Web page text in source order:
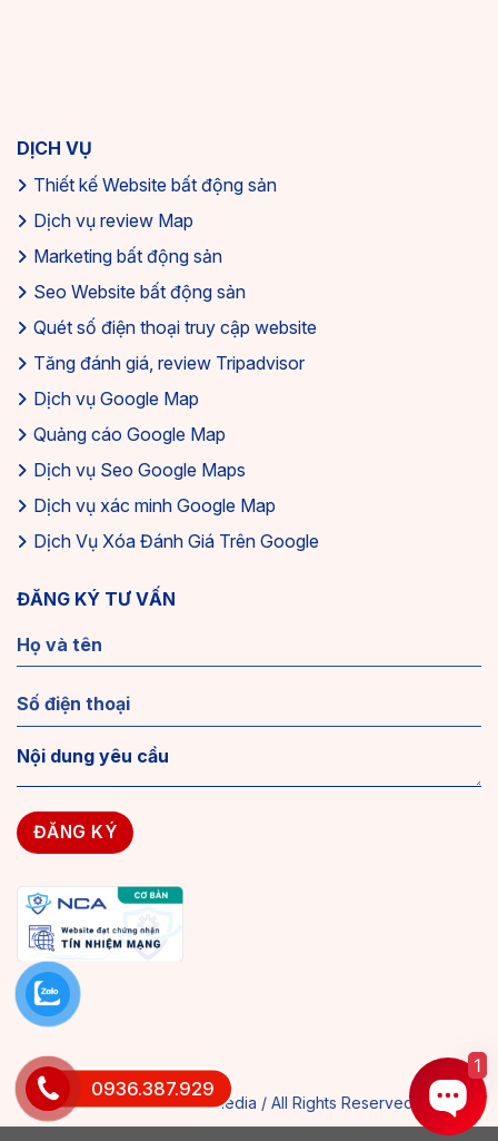
DỊCH VỤ
Thiết kế Website bất động sản
Dịch vụ review Map
Marketing bất động sản
Seo Website bất động sản
Quét số điện thoại truy cập website
Tăng đánh giá, review Tripadvisor
Dịch vụ Google Map
Quảng cáo Google Map
Dịch vụ Seo Google Maps
Dịch vụ xác minh Google Map
Dịch Vụ Xóa Đánh Giá Trên Google
ĐĂNG KÝ TƯ VẤN
© 2018 MAXWEB Media / All Rights Reserved.
0936.387.929
1